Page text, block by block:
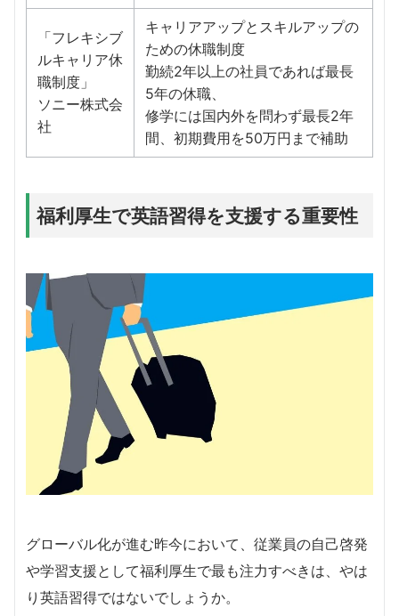
「フレキシブ
ルキャリア休
職制度」
ソニー株式会
社
キャリアアップとスキルアップの
ための休職制度
勤続2年以上の社員であれば最長
5年の休職、
修学には国内外を問わず最長2年
間、初期費用を50万円まで補助
福利厚生で英語習得を支援する重要性
グローバル化が進む昨今において、従業員の自己啓発
や学習支援として福利厚生で最も注力すべきは、やは
り英語習得ではないでしょうか。